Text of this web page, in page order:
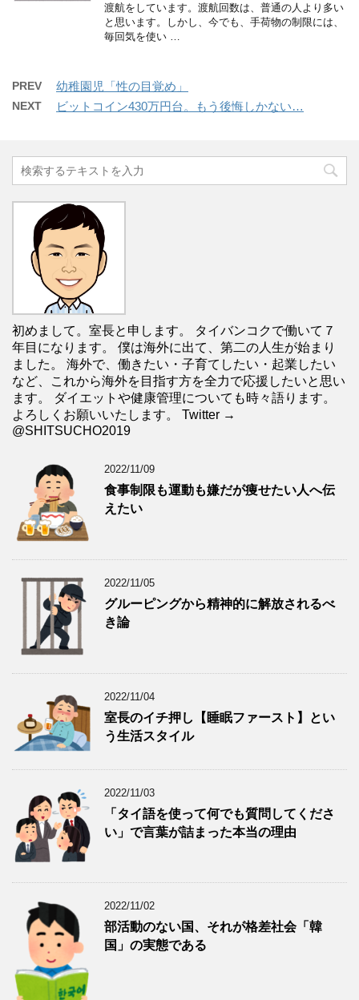
渡航をしています。渡航回数は、普通の人より多い
と思います。しかし、今でも、手荷物の制限には、
毎回気を使い …
PREV 幼稚園児「性の目覚め」
NEXT ビットコイン430万円台。もう後悔しかない…
初めまして。室長と申します。 タイバンコクで働いて７
年目になります。 僕は海外に出て、第二の人生が始まり
ました。 海外で、働きたい・子育てしたい・起業したい
など、これから海外を目指す方を全力で応援したいと思い
ます。 ダイエットや健康管理についても時々語ります。
よろしくお願いいたします。 Twitter →
@SHITSUCHO2019
2022/11/09
食事制限も運動も嫌だが痩せたい人へ伝
えたい
2022/11/05
グルーピングから精神的に解放されるべ
き論
2022/11/04
室長のイチ押し【睡眠ファースト】とい
う生活スタイル
2022/11/03
「タイ語を使って何でも質問してくださ
い」で言葉が詰まった本当の理由
2022/11/02
部活動のない国、それが格差社会「韓
国」の実態である